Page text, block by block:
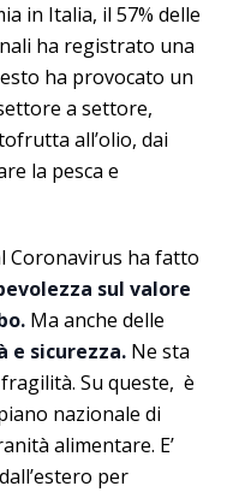
in Italia, il 57% delle
ha registrato una
ha provocato un
a settore,
all’olio, dai
la pesca e
Coronavirus ha fatto
sul valore
Ma anche delle
e sicurezza. Ne sta
Su queste, è
nazionale di
alimentare. E’
per